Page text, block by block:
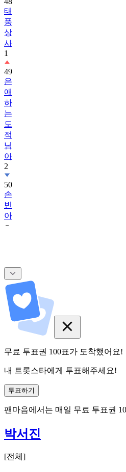
태
풍
상
사
1
49
은
애
하
는
도
적
님
아
2
50
손
빈
아
무료 투표권 100표가 도착했어요!
내 트롯스타에게 투표해주세요!
투표하기
팬마음에서는 매일 무료 투표권
박서진
[전체 ]